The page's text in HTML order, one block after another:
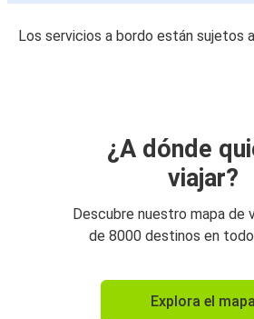
Los servicios a bordo están sujetos
¿A dónde
viajar?
Descubre nuestro mapa de
de 8000 destinos en
Explora el mapa